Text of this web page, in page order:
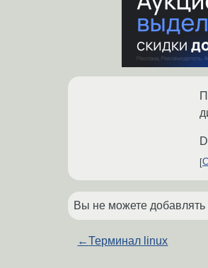
Вы не можете
←Терминал linux